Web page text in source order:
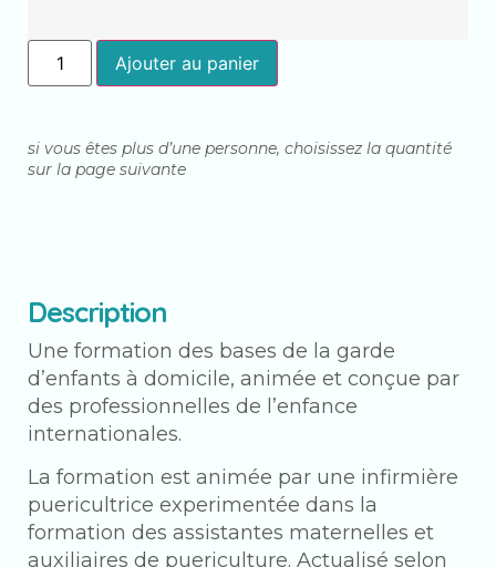
Ajouter au panier
si vous êtes plus d’une personne, choisissez la quantité
sur la page suivante
Description
Une formation des bases de la garde
d’enfants à domicile, animée et conçue par
des professionnelles de l’enfance
internationales.
La formation est animée par une infirmière
puericultrice experimentée dans la
formation des assistantes maternelles et
auxiliaires de puericulture. Actualisé selon